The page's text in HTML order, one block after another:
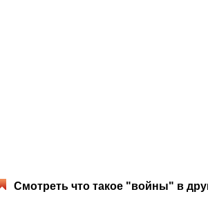
Смотреть что такое "войны" в